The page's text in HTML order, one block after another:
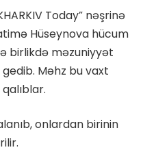
Today” nəşrinə
Hüseynova hücum
birlikdə məzuniyyət
Məhz bu vaxt
onlardan birinin